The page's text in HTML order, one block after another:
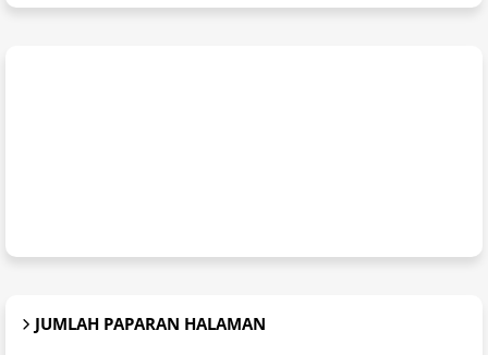
JUMLAH PAPARAN HALAMAN